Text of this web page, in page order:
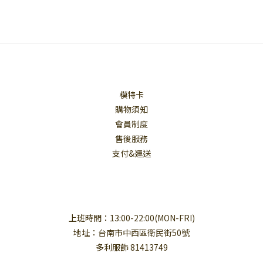
模特卡
購物須知
會員制度
售後服務
支付&運送
上班時間：13:00-22:00(MON-FRI)
地址：台南市中西區衛民街50號
多利服飾 81413749